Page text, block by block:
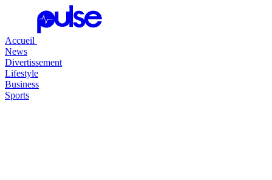
Accueil
News
Divertissement
Lifestyle
Business
Sports